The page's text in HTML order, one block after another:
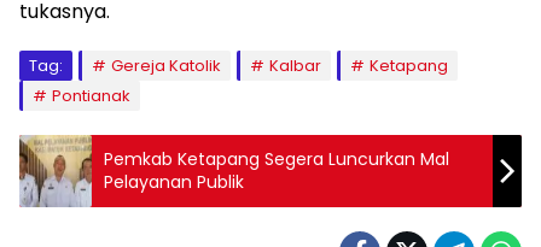
tukasnya.
Tag: Gereja Katolik Kalbar
Ketapang
Pontianak
Pemkab Ketapang Segera Luncurkan Mal
Pelayanan Publik